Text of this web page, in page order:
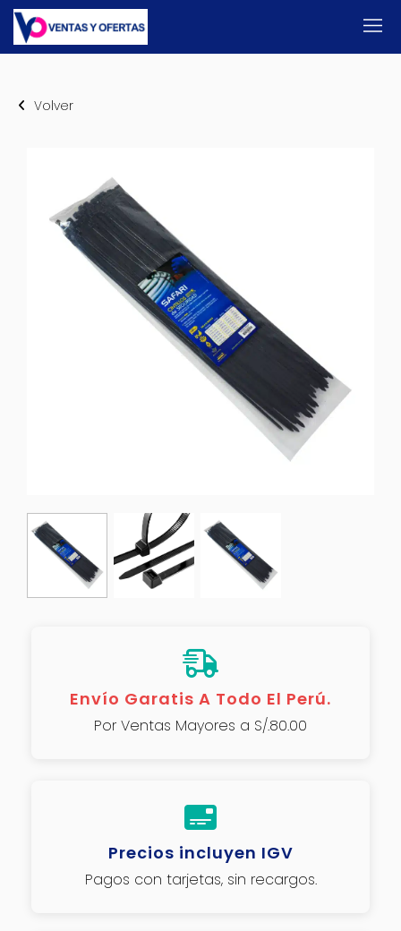
Volver
Envío Garatis A Todo El Perú.
Por Ventas Mayores a S/.80.00
Precios incluyen IGV
Pagos con tarjetas, sin recargos.